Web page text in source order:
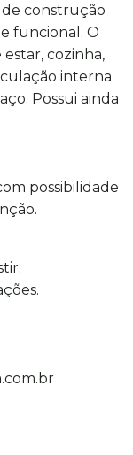
de construção
funcional. O
cozinha,
interna
Possui ainda
possibilidade